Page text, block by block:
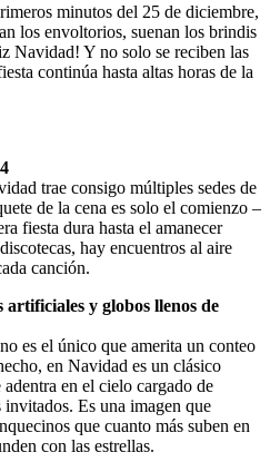
minutos del 25 de diciembre,
los envoltorios, suenan los brindis
Navidad! Y no solo se reciben las
continúa hasta altas horas de la
trae consigo múltiples sedes de
de la cena es solo el comienzo –
fiesta dura hasta el amanecer
hay encuentros al aire
canción.
y globos llenos de
es el único que amerita un conteo
en Navidad es un clásico
en el cielo cargado de
Es una imagen que
que cuanto más suben en
con las estrellas.